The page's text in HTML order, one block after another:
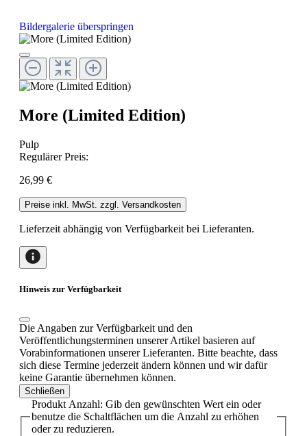
Bildergalerie überspringen
More (Limited Edition)
Pulp
Regulärer Preis:
26,99 €
Preise inkl. MwSt. zzgl. Versandkosten
Lieferzeit abhängig von Verfügbarkeit bei Lieferanten.
Hinweis zur Verfügbarkeit
Die Angaben zur Verfügbarkeit und den
Veröffentlichungsterminen unserer Artikel basieren auf
Vorabinformationen unserer Lieferanten. Bitte beachte, dass
sich diese Termine jederzeit ändern können und wir dafür
keine Garantie übernehmen können.
Schließen
Produkt Anzahl: Gib den gewünschten Wert ein oder
benutze die Schaltflächen um die Anzahl zu erhöhen
oder zu reduzieren.